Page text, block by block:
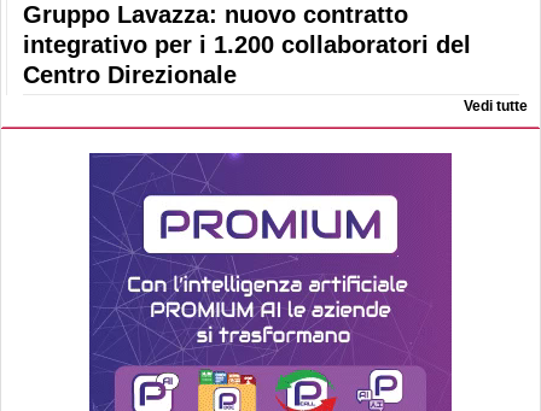
Gruppo Lavazza: nuovo contratto
integrativo per i 1.200 collaboratori del
Centro Direzionale
Vedi tutte